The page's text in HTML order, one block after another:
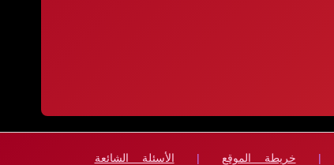
| خريطة الموقع | الأسئلة الشائعة